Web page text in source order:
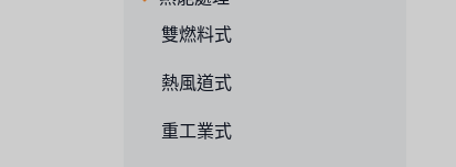
雙燃料式
熱風道式
重工業式